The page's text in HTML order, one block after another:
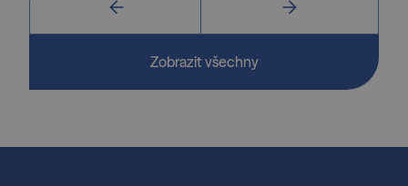
Zobrazit všechny